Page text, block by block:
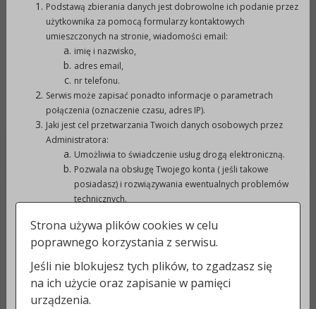
udostępniający:
Prudniku
Załączniki
Rejestr zmian
DANE ADRESOWE:
Urząd Miejski w Prudniku
48-200 Prudnik
ul. Kościuszki 3
KONTAKT:
Strona używa plików cookies w celu
poprawnego korzystania z serwisu.
Jeśli nie blokujesz tych plików, to zgadzasz się
na ich użycie oraz zapisanie w pamięci
urządzenia.
Podstawą zbierania danych jest dobrowolne ich podanie przez
użytkownika za pomocą formularzy kontaktowych
umieszczonych na stronie, wiadomości email:
imię i nazwisko,
adres email,
nr telefonu.
Serwis może zapisać ponadto informacje o parametrach
połączenia (oznaczenie czasu, adres IP).
Jaki jest cel przetwarzania Twoich danych osobowych przez
Administratora:
Umożliwia to świadczenie usług drogą elektroniczną.
Pozwala na obsługę Twojego konta ( jeśli takowe
posiadasz) i rozwiązywania ewentualnych problemów
technicznych.
W celach związanych ze świadczeniem usług, gdzie
wymagają tego od Administratora przepisy prawa
Dane podlegają udostępnieniu podmiotom
zewnętrznym wyłącznie za zgodą Administratora
Danych Osobowych lub osób, których te dane dotyczą,